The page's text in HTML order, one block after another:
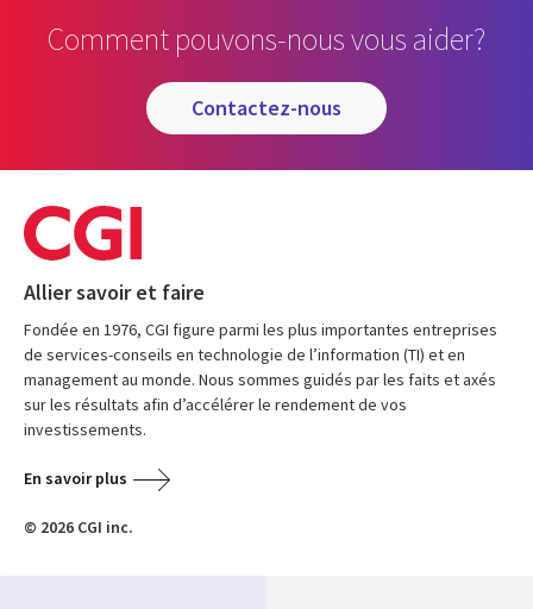
Comment pouvons-nous vous aider?
contactez-nous
Allier savoir et faire
Fondée en 1976, CGI figure parmi les plus importantes entreprises
de services-conseils en technologie de l’information (TI) et en
management au monde. Nous sommes guidés par les faits et axés
sur les résultats afin d’accélérer le rendement de vos
investissements.
En savoir plus
© 2026 CGI inc.